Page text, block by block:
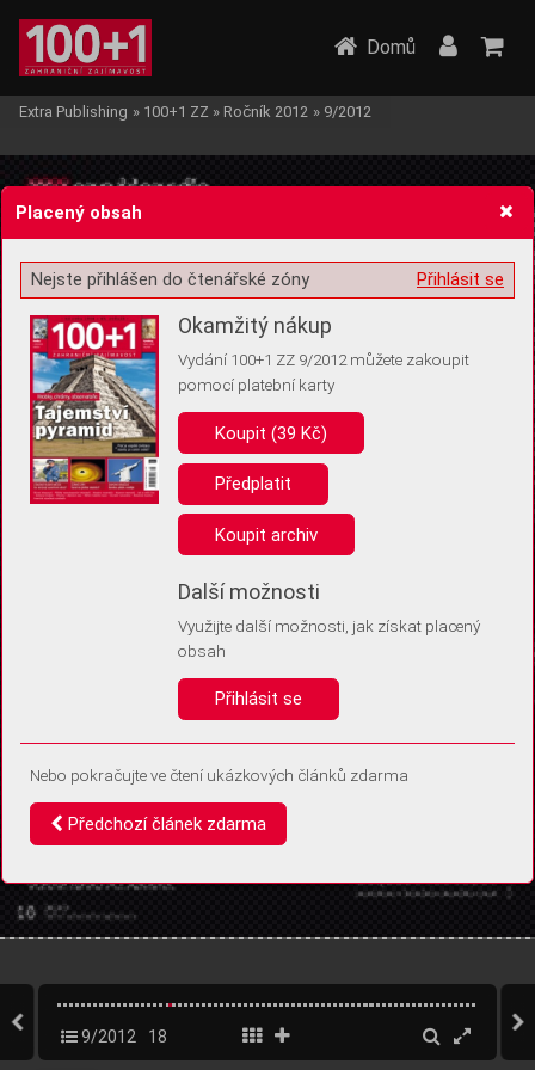
Žádost o souhlas s ukládáním volitelných informací
Pro základní fungování webu nepotřebujeme ukládat žádné informace
(tzv. cookies apod.). Rádi bychom vás ale požádali o souhlas s
uložením volitelných informací:
Anonymní unikátní ID
Díky němu příště poznáme, že se jedná o stejné zařízení, a
Identifikátor je zcela anonymní.
Vaše souhlasy a odmítnutí si ukládáme do vašeho zařízení, abychom se
vás už příště znovu neptali. Můžete je kdykoli později upravit ve Správě
Domů
Extra Publishing » 100+1 ZZ » Ročník 2012 » 9/2012
9/2012 18
Placený obsah
Přihlásit se
Nejste přihlášen do čtenářské zóny
Okamžitý nákup
Vydání 100+1 ZZ 9/2012 můžete zakoupit
pomocí platební karty
Koupit (39 Kč)
Předplatit
Koupit archiv
Další možnosti
Využijte další možnosti, jak získat placený
obsah
Přihlásit se
Nebo pokračujte ve čtení ukázkových článků zdarma
Předchozí článek zdarma